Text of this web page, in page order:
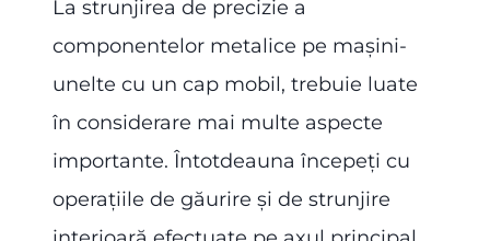
La strunjirea de precizie a
componentelor metalice pe mașini-
unelte cu un cap mobil, trebuie luate
în considerare mai multe aspecte
importante. Întotdeauna începeți cu
operațiile de găurire și de strunjire